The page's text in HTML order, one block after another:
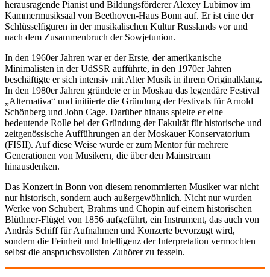
herausragende Pianist und Bildungsförderer Alexey Lubimov im
Kammermusiksaal von Beethoven-Haus Bonn auf. Er ist eine der
Schlüsselfiguren in der musikalischen Kultur Russlands vor und
nach dem Zusammenbruch der Sowjetunion.
In den 1960er Jahren war er der Erste, der amerikanische
Minimalisten in der UdSSR aufführte, in den 1970er Jahren
beschäftigte er sich intensiv mit Alter Musik in ihrem Originalklang.
In den 1980er Jahren gründete er in Moskau das legendäre Festival
„Alternativa“ und initiierte die Gründung der Festivals für Arnold
Schönberg und John Cage. Darüber hinaus spielte er eine
bedeutende Rolle bei der Gründung der Fakultät für historische und
zeitgenössische Aufführungen an der Moskauer Konservatorium
(FISII). Auf diese Weise wurde er zum Mentor für mehrere
Generationen von Musikern, die über den Mainstream
hinausdenken.
Das Konzert in Bonn von diesem renommierten Musiker war nicht
nur historisch, sondern auch außergewöhnlich. Nicht nur wurden
Werke von Schubert, Brahms und Chopin auf einem historischen
Blüthner-Flügel von 1856 aufgeführt, ein Instrument, das auch von
András Schiff für Aufnahmen und Konzerte bevorzugt wird,
sondern die Feinheit und Intelligenz der Interpretation vermochten
selbst die anspruchsvollsten Zuhörer zu fesseln.